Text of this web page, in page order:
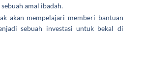
amal ibadah.
akan mempelajari memberi bantuan
sebuah investasi untuk bekal di